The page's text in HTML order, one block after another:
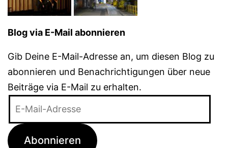
Blog via E-Mail abonnieren
Gib Deine E-Mail-Adresse an, um diesen Blog zu
abonnieren und Benachrichtigungen über neue
Beiträge via E-Mail zu erhalten.
Adresse
Abonnieren